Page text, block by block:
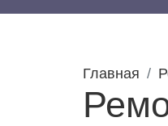
Главная